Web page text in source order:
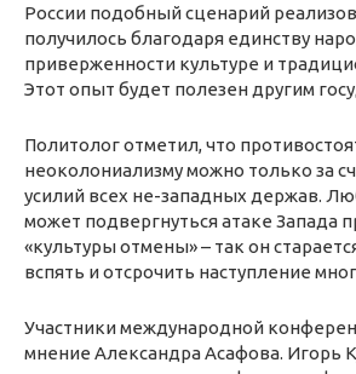
России подобный сценарий
получилось благодаря единству
приверженности культуре и
Этот опыт будет полезен другим
Политолог отметил, что
неоколониализму можно только за
усилий всех не-западных держав.
может подвергнуться атаке Запада
«культуры отмены» – так он
вспять и отсрочить наступление
Участники международной
мнение Александра Асафова. Игорь